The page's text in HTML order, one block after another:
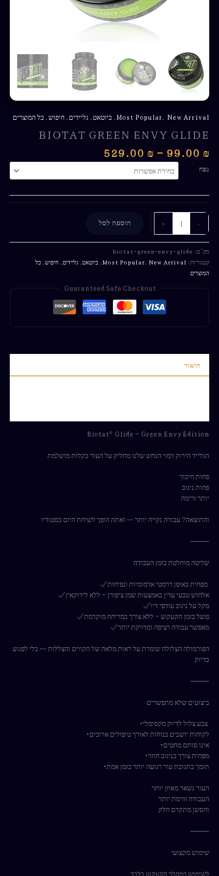
Most Popular, New Arrival
, ביוטאט, גליידים , חיפוש, כל המוצרים
BIOTAT GREEN ENVY GLIDE
99.00 ₪
–
529.00 ₪
נפח
-
+ הוספה לסל
מק"ט: biotat-green-envy-glide
קטגוריות:
Most Popular, New Arrival
, ביוטאט, גליידים, חיפוש, כל
המוצרים
Guaranteed Safe Checkout
תיאור
Biotat® Glide – Green Envy Edition
הגלייד הירוק דמוי הנחש שלנו מחליק על העור בקלות מושלמת
פחות חיכוך
פחות ניגוב
יותר זרימה
והתוצאה? עבודה נקייה יותר — ואתה הופך לשיחת היום בסטודיו
⸻
שליטה מוחלטת בזמן העבודה
מפחית באופן דרמטי אדמומיות ונפיחות
אלחוש טבעי עדין באמצעות שמן ציפורן – ללא לידוקאין
מקל על ניגוב עודפי דיו
פועל בזמן הקעקוע – ללא צורך במריחה מוקדמת
מאפשר עבודה רציפה ומדויקת יותר
הפורמולה הצלולה שומרת על ראות מלאה של הקווים והצללות — בלי לפגוע
בדיוק
⸻
ביצועים שלא מתפשרים
צבע צלול לדיוק מקסימלי•
לקוחות יושבים בנוחות לאורך טיפולים ארוכים•
אינו סותם מחטים•
מפחית צורך בניגוב חוזר•
תומך בתגובת עור רגועה יותר בזמן אמת•
העור נשאר מאוזן יותר
העבודה זורמת יותר
והסשן מתקדם חלק
⸻
שימוש מקצועי
לשימוש במהלך הקעקוע בלבד